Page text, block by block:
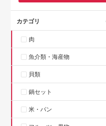
カテゴリ
肉
魚介類・海産物
貝類
鍋セット
米・パン